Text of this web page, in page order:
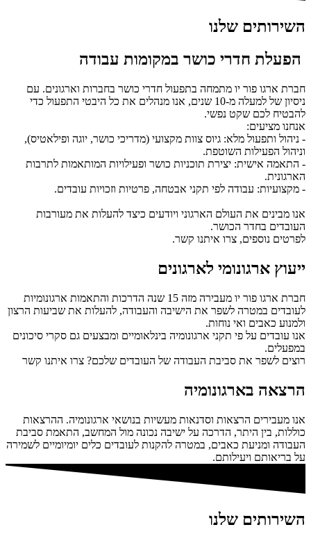
השירותים שלנו
הפעלת חדרי כושר במקומות עבודה
חברת ארגו פור יו מתמחה בתפעול חדרי כושר בחברות וארגונים. עם
ניסיון של למעלה מ-10 שנים, אנו מנהלים את כל היבטי התפעול כדי
להבטיח לכם שקט נפשי.
אנחנו מציעים:
- ניהול ותפעול מלא: גיוס צוות מקצועי (מדריכי כושר, יוגה ופילאטיס),
וניהול הפעילות השוטפת.
- התאמה אישית: יצירת תוכניות כושר ופעילויות המותאמות לתרבות
הארגונית.
- מקצועיות: עבודה לפי תקני אבטחה, פרטיות וזכויות עובדים.
אנו מבינים את העולם הארגוני ויודעים כיצד להעלות את מעורבות
העובדים בחדר הכושר.
לפרטים נוספים, צרו איתנו קשר.
ייעוץ ארגונומי לארגונים
חברת ארגו פור יו מעבירה מזה 15 שנה הדרכות והתאמות ארגונומיות
לעובדים במטרה לשפר את הישיבה והעבודה, להעלות את שביעות הרצון
ולמנוע כאבים ואי נוחות.
אנו עובדים על פי תקני ארגונומיה בינלאומיים ומבצעים גם סקרי סיכונים
במפעלים.
רוצים לשפר את סביבת העבודה של העובדים שלכם? צרו איתנו קשר
הרצאה בארגונומיה
אנו מעבירים הרצאות וסדנאות מעשיות בנושאי ארגונומיה. ההרצאות
כוללות, בין היתר, הדרכה על ישיבה נכונה מול המחשב, התאמת סביבת
העבודה ומניעת כאבים, במטרה להקנות לעובדים כלים יומיומיים לשמירה
על בריאותם ויעילותם.
השירותים שלנו